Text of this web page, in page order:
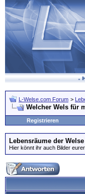
L-Welse.com Forum >
Welcher Wels für
Registrieren
Lebensräume der Welse
Hier könnt ihr auch Bilder